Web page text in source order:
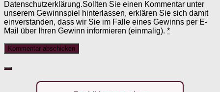
Datenschutzerklärung.Sollten Sie einen Kommentar unter
unserem Gewinnspiel hinterlassen, erklären Sie sich damit
einverstanden, dass wir Sie im Falle eines Gewinns per E-
Mail über Ihren Gewinn informieren (einmalig). *